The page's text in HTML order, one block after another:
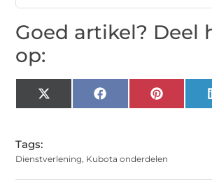
Goed artikel? Deel
op:
X
(Twitter)
Facebook Pinterest
Tags:
Dienstverlening, Kubota onderdelen